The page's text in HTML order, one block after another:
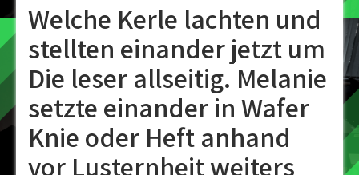
Welche Kerle lachten und
stellten einander jetzt um
Die leser allseitig. Melanie
setzte einander in Wafer
Knie oder Heft anhand
vor Lusternheit weiters